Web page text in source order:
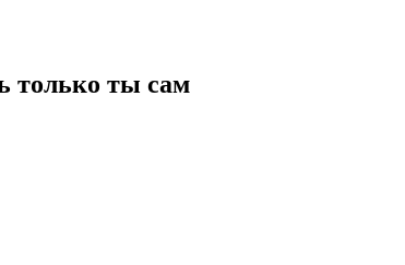
ты сам